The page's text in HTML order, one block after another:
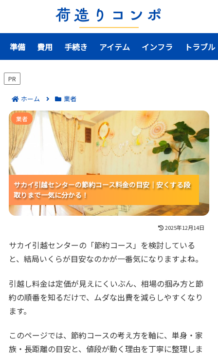
準備 費用 手続き アイテム インフラ トラブル
PR
ホーム 業者
サカイ引越センターの節約コース料金の目安｜安くする
段取りまで一気に分かる！
サカイ引越センターの節約コース料金の目安｜安くする段
取りまで一気に分かる！
サカイ引越センターの節約コース料金の目安｜安くする段
取りまで一気に分かる！
サカイ引越センターの節約コース料金の目安｜安くする段
取りまで一気に分かる！
業者
2025年12月14日
サカイ引越センターの「節約コース」を検討している
と、結局いくらが目安なのかが一番気になりますよね。
引越し料金は定価が見えにくいぶん、相場の掴み方と節
約の順番を知るだけで、ムダな出費を減らしやすくなり
ます。
このページでは、節約コースの考え方を軸に、単身・家
族・長距離の目安と、値段が動く理由を丁寧に整理しま